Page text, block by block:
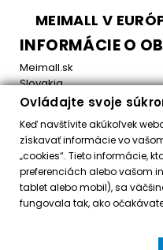
MEIMALL V
INFORMÁCIE O
Meimall.sk
Slovakia
Email:office@meimall.sk
Control your Privacy
Všetky práva
Ovládajte svoje
Keď navštívite akúkoľvek
získavať informácie vo
„cookies“. Tieto informácie,
preferenciách alebo vašom
tablet alebo mobil), sa
fungovala tak, ako